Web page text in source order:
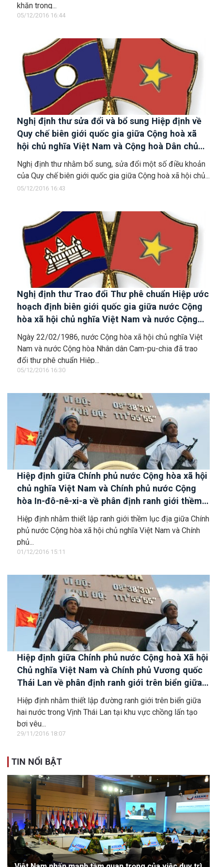
khăn trong...
05/12/2016 16:44
Nghị định thư sửa đổi và bổ sung Hiệp định về
Quy chế biên giới quốc gia giữa Cộng hoà xã
hội chủ nghĩa Việt Nam và Cộng hoà Dân chủ
Nhân dân Lào ký ngày 1/3/1990
Nghị định thư nhằm bổ sung, sửa đổi một số điều khoản
của Quy chế biên giới quốc gia giữa Cộng hoà xã hội chủ...
05/12/2016 16:43
Nghị định thư Trao đổi Thư phê chuẩn Hiệp ước
hoạch định biên giới quốc gia giữa nước Cộng
hòa xã hội chủ nghĩa Việt Nam và nước Cộng
hòa Nhân dân Căm-pu-chia
Ngày 22/02/1986, nước Cộng hòa xã hội chủ nghĩa Việt
Nam và nước Cộng hòa Nhân dân Cam-pu-chia đã trao
đổi thư phê chuẩn Hiệp...
05/12/2016 16:30
Hiệp định giữa Chính phủ nước Cộng hòa xã hội
chủ nghĩa Việt Nam và Chính phủ nước Cộng
hòa In-đô-nê-xi-a về phân định ranh giới thềm
lục địa
Hiệp định nhằm thiết lập ranh giới thềm lục địa giữa Chính
phủ nước Cộng hòa xã hội chủ nghĩa Việt Nam và Chính
phủ...
01/12/2016 15:11
Hiệp định giữa Chính phủ nước Cộng hoà Xã hội
Chủ nghĩa Việt Nam và Chính phủ Vương quốc
Thái Lan về phân định ranh giới trên biển giữa
hai nước trong Vịnh Thái Lan.
Hiệp định nhằm thiết lập đường ranh giới trên biển giữa
hai nước trong Vịnh Thái Lan tại khu vực chồng lấn tạo
bơi yêu...
29/11/2016 18:07
TIN NỔI BẬT